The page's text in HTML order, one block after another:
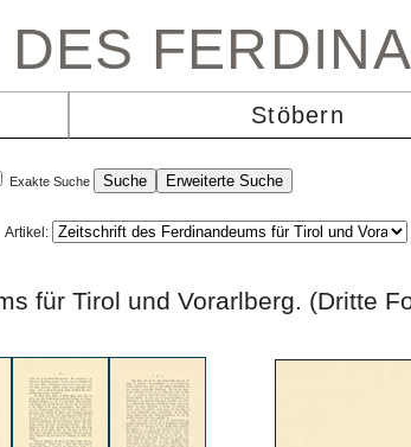
Stöbern
Exakte Suche
Artikel:
für Tirol und Vorarlberg.